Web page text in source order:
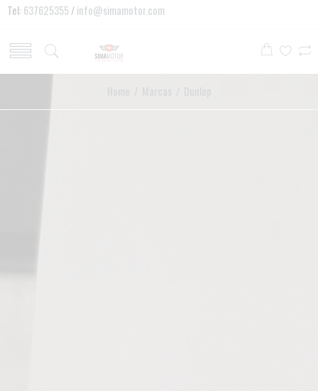
Tel:637625355 /info@simamotor.com